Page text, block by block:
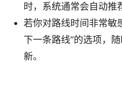
时，系统通常会自动推
若你对路线时间非常敏
下一条路线”的选项，
新。